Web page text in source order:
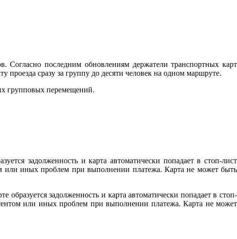
Согласно последним обновлениям держатели транспортных карт
проезда сразу за группу до десяти человек на одном маршруте.
групповых перемещений.
задолженность и карта автоматически попадает в стоп-лист
или иных проблем при выполнении платежа. Карта не может быть
задолженность и карта автоматически попадает в стоп-
или иных проблем при выполнении платежа. Карта не может